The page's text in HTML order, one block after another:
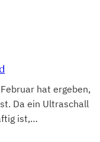
hat ergeben,
Da ein Ultraschall
ist,…